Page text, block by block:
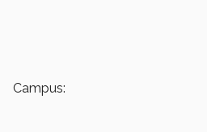
Campus: